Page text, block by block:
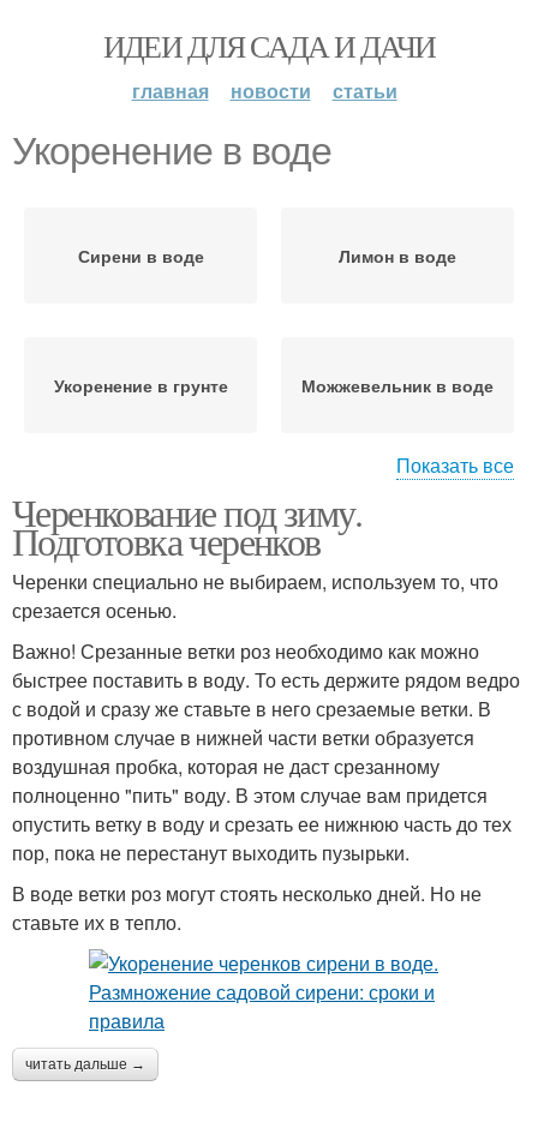
ИДЕИ ДЛЯ САДА И ДАЧИ
главная новости статьи
Укоренение в воде
Сирени в воде Лимон в воде
Укоренение в грунте Можжевельник в воде
Укоренение с помощью
Показать все
Черенкование под зиму.
Подготовка черенков
Черенки специально не выбираем, используем то, что
срезается осенью.
Важно! Срезанные ветки роз необходимо как можно
быстрее поставить в воду. То есть держите рядом ведро
с водой и сразу же ставьте в него срезаемые ветки. В
противном случае в нижней части ветки образуется
воздушная пробка, которая не даст срезанному
полноценно "пить" воду. В этом случае вам придется
опустить ветку в воду и срезать ее нижнюю часть до тех
пор, пока не перестанут выходить пузырьки.
В воде ветки роз могут стоять несколько дней. Но не
ставьте их в тепло.
читать дальше →